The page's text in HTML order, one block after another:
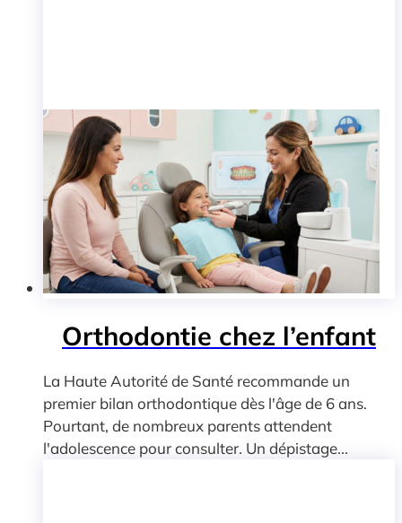
Orthodontie chez l’enfant
La Haute Autorité de Santé recommande un
premier bilan orthodontique dès l'âge de 6 ans.
Pourtant, de nombreux parents attendent
l'adolescence pour consulter. Un dépistage...